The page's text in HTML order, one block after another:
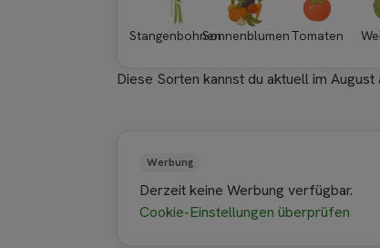
StangenbohnenSonnenblumenTomaten
Diese Sorten kannst du aktuell im
Werbung
Derzeit keine Werbung verfügbar.
Cookie-Einstellungen überprüfen